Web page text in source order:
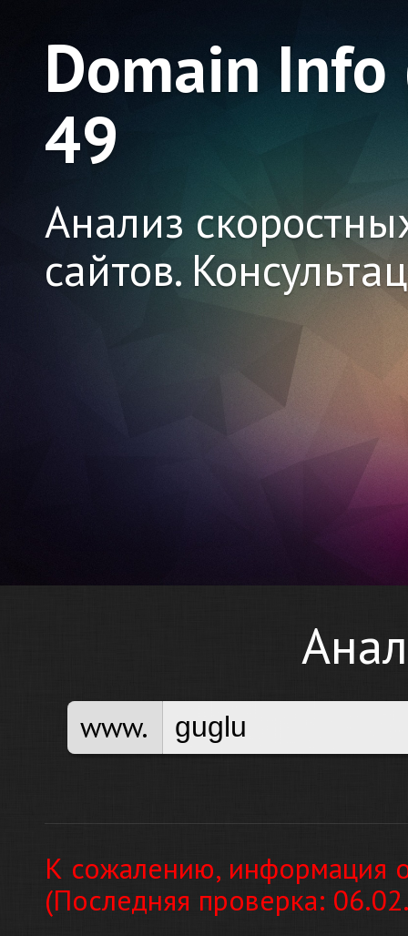
Domain
49
Анализ
сайтов.
www.
К сожалению, информация
(Последняя проверка: